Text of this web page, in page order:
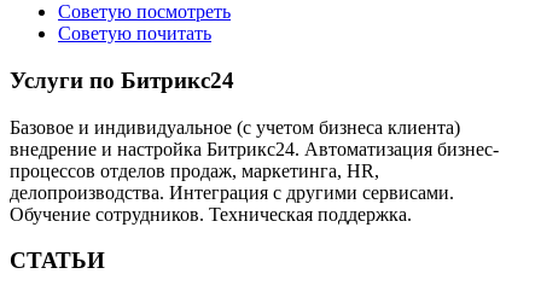
Советую посмотреть
Советую почитать
Услуги по Битрикс24
Базовое и индивидуальное (с учетом бизнеса клиента)
внедрение и настройка Битрикс24. Автоматизация бизнес-
процессов отделов продаж, маркетинга, HR,
делопроизводства. Интеграция с другими сервисами.
Обучение сотрудников. Техническая поддержка.
СТАТЬИ